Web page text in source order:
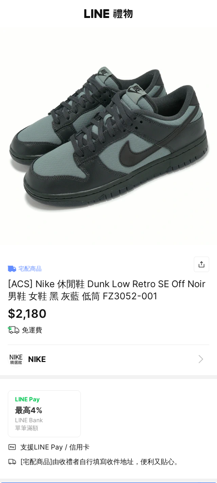
宅配商品
[ACS] Nike 休閒鞋 Dunk Low Retro SE Off Noir
男鞋 女鞋 黑 灰藍 低筒 FZ3052-001
$2,180
免運費
NIKE
LINE Pay
最高4%
LINE Bank
單筆滿額
支援LINE Pay / 信用卡
[宅配商品]由收禮者自行填寫收件地址，便利又貼心。